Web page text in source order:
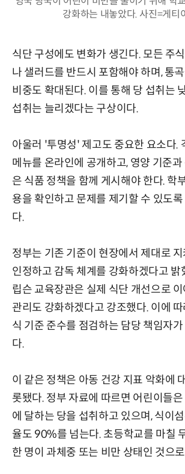
강화하는 내놓았다. 사진=게티
식단 구성에도 변화가 생긴다. 모든 주
나 샐러드를 반드시 포함해야 하며, 통
비중도 확대된다. 이를 통해 당 섭취는
섭취는 늘리겠다는 구상이다.
아울러 '투명성' 제고도 중요한 요소다.
메뉴를 온라인에 공개하고, 영양 기준
은 식품 정책을 함께 게시해야 한다. 학
용을 확인하고 문제를 제기할 수 있도록
다.
정부는 기존 기준이 현장에서 제대로
인정하고 감독 체계를 강화하겠다고 밝
립슨 교육장관은 실제 식단 개선으로
관리도 강화하겠다고 강조했다. 이에
식 기준 준수를 점검하는 담당 책임자가
다.
이 같은 정책은 아동 건강 지표 악화에
롯됐다. 정부 자료에 따르면 어린이들
에 달하는 당을 섭취하고 있으며, 식이
율도 90%를 넘는다. 초등학교를 마칠
한 명이 과체중 또는 비만 상태인 것으